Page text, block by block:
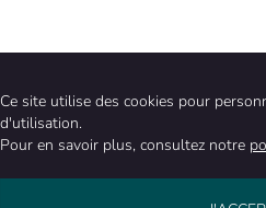
Ce site utilise des cookies pour
d'utilisation.
Pour en savoir plus, consultez notre
ces sites ou de leur contenu
y obtiennent.